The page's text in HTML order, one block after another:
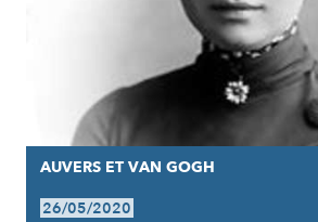
AUVERS ET VAN GOGH
26/05/2020